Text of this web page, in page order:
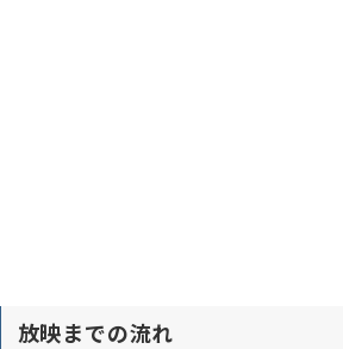
放映までの流れ